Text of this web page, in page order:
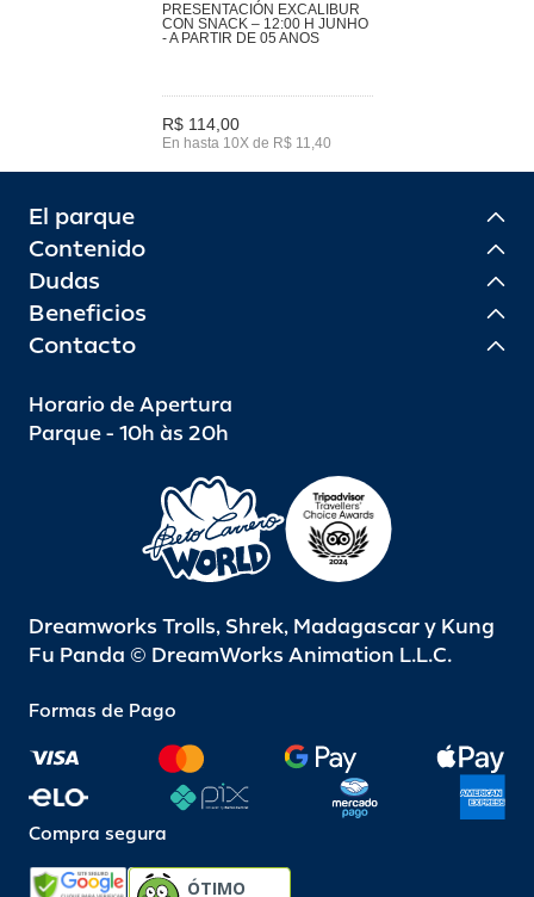
PRESENTACIÓN EXCALIBUR
CON SNACK – 12:00 H JUNHO
- A PARTIR DE 05 ANOS
R$ 114,00
En hasta 10X de R$ 11,40
El parque
Contenido
Dudas
Beneficios
Contacto
Horario de Apertura
Parque - 10h às 20h
Dreamworks Trolls, Shrek, Madagascar y Kung
Fu Panda © DreamWorks Animation L.L.C.
Formas de Pago
Compra segura
ÓTIMO